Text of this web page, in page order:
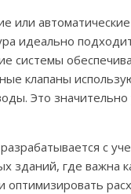
или
идеально
системы
клапаны
Это
с
зданий, где важна
оптимизировать